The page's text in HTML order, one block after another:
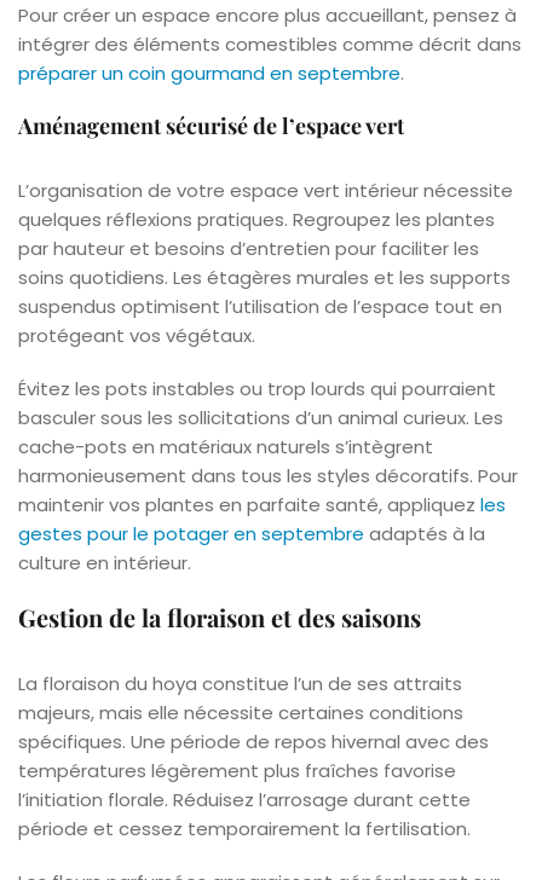
Pour créer un espace encore plus accueillant, pensez à
intégrer des éléments comestibles comme décrit dans
préparer un coin gourmand en septembre.
Aménagement sécurisé de l’espace vert
L’organisation de votre espace vert intérieur nécessite
quelques réflexions pratiques. Regroupez les plantes
par hauteur et besoins d’entretien pour faciliter les
soins quotidiens. Les étagères murales et les supports
suspendus optimisent l’utilisation de l’espace tout en
protégeant vos végétaux.
Évitez les pots instables ou trop lourds qui pourraient
basculer sous les sollicitations d’un animal curieux. Les
cache-pots en matériaux naturels s’intègrent
harmonieusement dans tous les styles décoratifs. Pour
maintenir vos plantes en parfaite santé, appliquez les
gestes pour le potager en septembre adaptés à la
culture en intérieur.
Gestion de la floraison et des saisons
La floraison du hoya constitue l’un de ses attraits
majeurs, mais elle nécessite certaines conditions
spécifiques. Une période de repos hivernal avec des
températures légèrement plus fraîches favorise
l’initiation florale. Réduisez l’arrosage durant cette
période et cessez temporairement la fertilisation.